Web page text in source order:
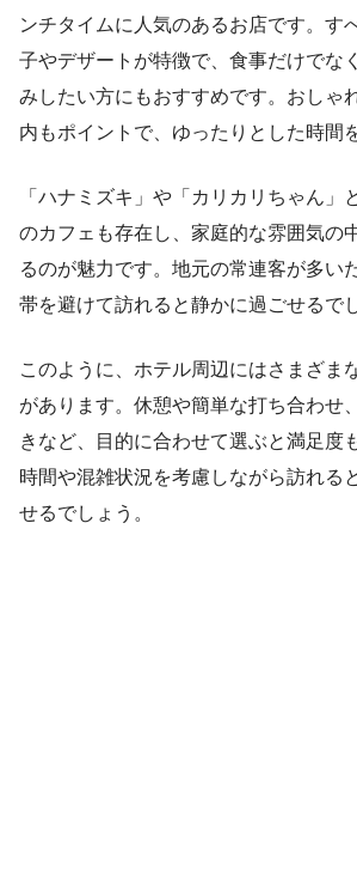
ンチタイムに人気のあるお店です。す
子やデザートが特徴で、食事だけでな
みしたい方にもおすすめです。おしゃ
内もポイントで、ゆったりとした時間
「ハナミズキ」や「カリカリちゃん」
のカフェも存在し、家庭的な雰囲気の
るのが魅力です。地元の常連客が多い
帯を避けて訪れると静かに過ごせるで
このように、ホテル周辺にはさまざま
があります。休憩や簡単な打ち合わせ
きなど、目的に合わせて選ぶと満足度
時間や混雑状況を考慮しながら訪れる
せるでしょう。